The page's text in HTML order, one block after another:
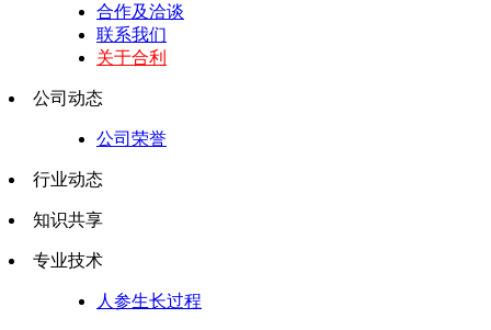
合作及洽谈
联系我们
关于合利
公司动态
公司荣誉
行业动态
知识共享
专业技术
人参生长过程